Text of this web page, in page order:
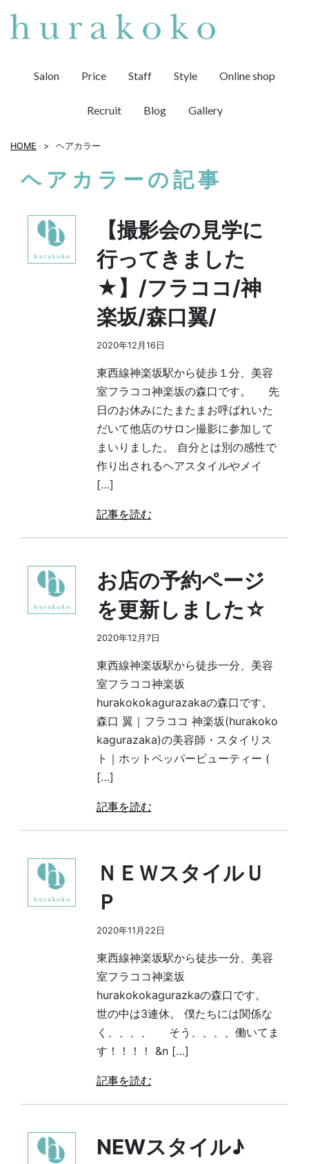
Salon Price Staff Style Online shop
Recruit Blog Gallery
HOME ヘアカラー
ヘアカラーの記事
【撮影会の見学に
行ってきました
★】/フラココ/神
楽坂/森口翼/
2020年12月16日
東西線神楽坂駅から徒歩１分、美容
室フラココ神楽坂の森口です。 先
日のお休みにたまたまお呼ばれいた
だいて他店のサロン撮影に参加して
まいりました。 自分とは別の感性で
作り出されるヘアスタイルやメイ
[…]
記事を読む
お店の予約ページ
を更新しました☆
2020年12月7日
東西線神楽坂駅から徒歩一分、美容
室フラココ神楽坂
hurakokokagurazakaの森口です。
森口 翼｜フラココ 神楽坂(hurakoko
kagurazaka)の美容師・スタイリス
ト｜ホットペッパービューティー (
[…]
記事を読む
ＮＥＷスタイルＵ
Ｐ
2020年11月22日
東西線神楽坂駅から徒歩一分、美容
室フラココ神楽坂
hurakokokagurazkaの森口です。
世の中は3連休。 僕たちには関係な
く、、、、 そう、、、、働いてま
す！！！！ &n […]
記事を読む
NEWスタイル♪